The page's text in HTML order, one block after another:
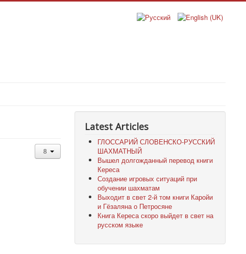
Latest Articles
ГЛОССАРИЙ СЛОВЕНСКО-РУССКИЙ
ШАХМАТНЫЙ
Вышел долгожданный перевод книги
Кереса
Создание игровых ситуаций при
обучении шахматам
Выходит в свет 2-й том книги Каройи
и Гёзаляна о Петросяне
Книга Кереса скоро выйдет в свет на
русском языке